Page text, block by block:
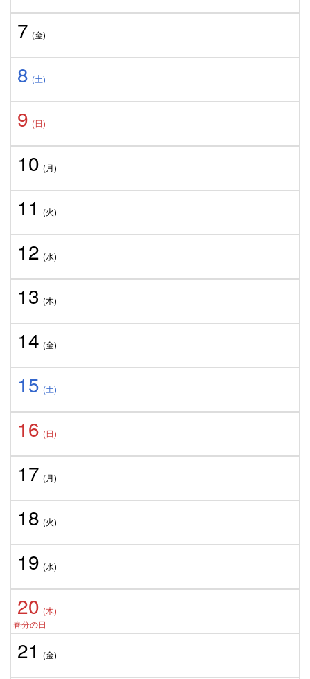
7 (金)
8 (土)
9 (日)
10 (月)
11 (火)
12 (水)
13 (木)
14 (金)
15 (土)
16 (日)
17 (月)
18 (火)
19 (水)
20 (木)
春分の日
21 (金)